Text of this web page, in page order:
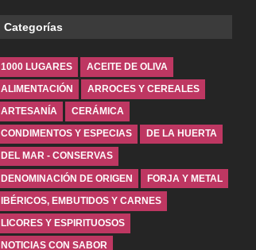
Categorías
1000 LUGARES ACEITE DE OLIVA
ALIMENTACIÓN ARROCES Y CEREALES
ARTESANÍA CERÁMICA
CONDIMENTOS Y ESPECIAS DE LA HUERTA
DEL MAR - CONSERVAS
DENOMINACIÓN DE ORIGEN FORJA Y METAL
IBÉRICOS, EMBUTIDOS Y CARNES
LICORES Y ESPIRITUOSOS
NOTICIAS CON SABOR